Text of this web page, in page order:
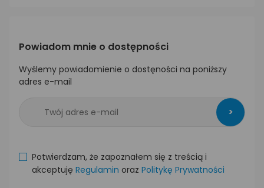
Powiadom mnie o dostępności
Wyślemy powiadomienie o dostęności na poniższy
adres e-mail
>
Potwierdzam, że zapoznałem się z treścią i
akceptuję Regulamin oraz Politykę Prywatności